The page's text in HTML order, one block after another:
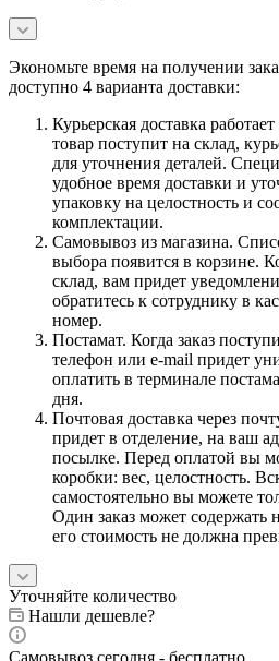
Экономьте время на получении
доступно 4 варианта доставки:
Курьерская доставка
товар поступит на склад,
для уточнения деталей.
удобное время доставки и
упаковку на целостность и
комплектации.
Самовывоз из магазина.
выбора появится в корзине.
склад, вам придет
обратитесь к сотруднику в
номер.
Постамат. Когда заказ
телефон или e-mail придет
оплатить в терминале
дня.
Почтовая доставка через
придет в отделение, на ваш
посылке. Перед оплатой вы
коробки: вес, целостность.
самостоятельно вы можете
Один заказ может содержать
его стоимость не должна
Уточняйте количество
Нашли дешевле?
Самовывоз сегодня - бесплатно